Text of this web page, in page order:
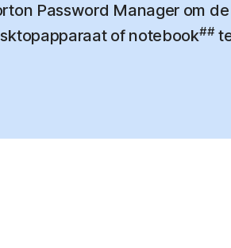
Password Manager om de
of notebook##